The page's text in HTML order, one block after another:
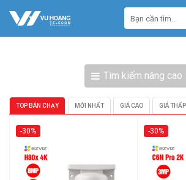
Tìm kiếm nâng cao
TOP BÁN CHẠY MỚI NHẤT GIÁ CAO GIÁ THẤP
-30% -30%